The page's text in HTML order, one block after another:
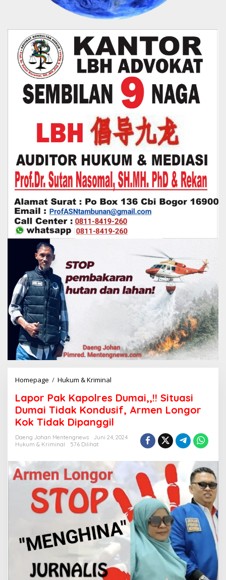
Homepage / Hukum & Kriminal
p
o
r
P
a
a
p
o
l
r
D
u
m
a
,
Lapor Pak Kapolres Dumai,,!! Situasi
Dumai Tidak Kondusif, Armen Longor
Kok Tidak Dipanggil
Daeng Johan Mentengnews
Juni 24, 2024
Hukum & Kriminal
576 Dilihat